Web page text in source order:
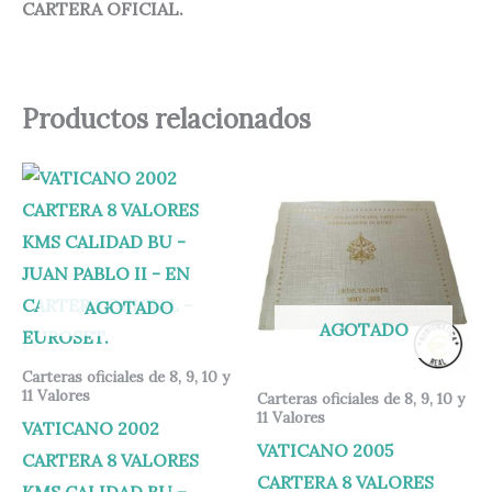
CARTERA OFICIAL.
Productos relacionados
AGOTADO
Carteras oficiales de 8, 9, 10 y
11 Valores
VATICANO 2002
CARTERA 8 VALORES
AGOTADO
Carteras oficiales de 8, 9, 10 y
11 Valores
VATICANO 2005
CARTERA 8 VALORES